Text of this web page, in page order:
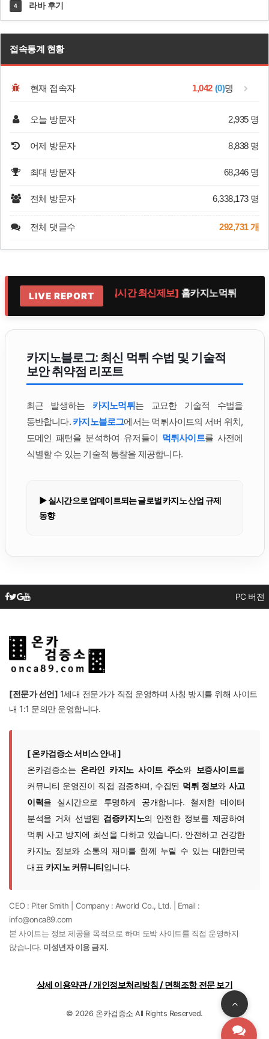
4 라바 후기
접속통계 현황
현재 접속자 1,042 (0)명
오늘 방문자 2,935 명
어제 방문자 8,838 명
최대 방문자 68,346 명
전체 방문자 6,338,173 명
전체 댓글수 292,731 개
LIVE REPORT[실시간 최신제보]홈카지노먹튀
카지노블로그: 최신 먹튀 수법 및 기술적
보안 취약점 리포트
최근 발생하는 카지노먹튀는 교묘한 기술적 수법을
동반합니다. 카지노블로그에서는 먹튀사이트의 서버 위치,
도메인 패턴을 분석하여 유저들이 먹튀사이트를 사전에
식별할 수 있는 기술적 통찰을 제공합니다.
▶ 실시간으로 업데이트되는 글로벌 카지노 산업 규제
동향
PC 버전
[전문가 선언] 1세대 전문가가 직접 운영하며 사칭 방지를 위해 사이트
내 1:1 문의만 운영합니다.
[ 온카검증소 서비스 안내 ]
온카검증소는 온라인 카지노 사이트 주소와 보증사이트를
커뮤니티 운영진이 직접 검증하며, 수집된 먹튀 정보와 사고
이력을 실시간으로 투명하게 공개합니다. 철저한 데이터
분석을 거쳐 선별된 검증카지노의 안전한 정보를 제공하여
먹튀 사고 방지에 최선을 다하고 있습니다. 안전하고 건강한
카지노 정보와 소통의 재미를 함께 누릴 수 있는 대한민국
대표 카지노 커뮤니티입니다.
CEO : Piter Smith | Company : Aworld Co., Ltd. | Email :
info@onca89.com
본 사이트는 정보 제공을 목적으로 하며 도박 사이트를 직접 운영하지
않습니다. 미성년자 이용 금지.
상세 이용약관 / 개인정보처리방침 / 면책조항 전문 보기
© 2026 온카검증소 All Rights Reserved.